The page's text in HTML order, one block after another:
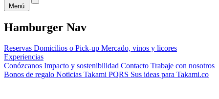
Menú
Hamburger Nav
Reservas Domicilios o Pick-up Mercado, vinos y licores
Experiencias
Conózcanos Impacto y sostenibilidad Contacto Trabaje con nosotros
Bonos de regalo Noticias Takami PQRS Sus ideas para Takami.co